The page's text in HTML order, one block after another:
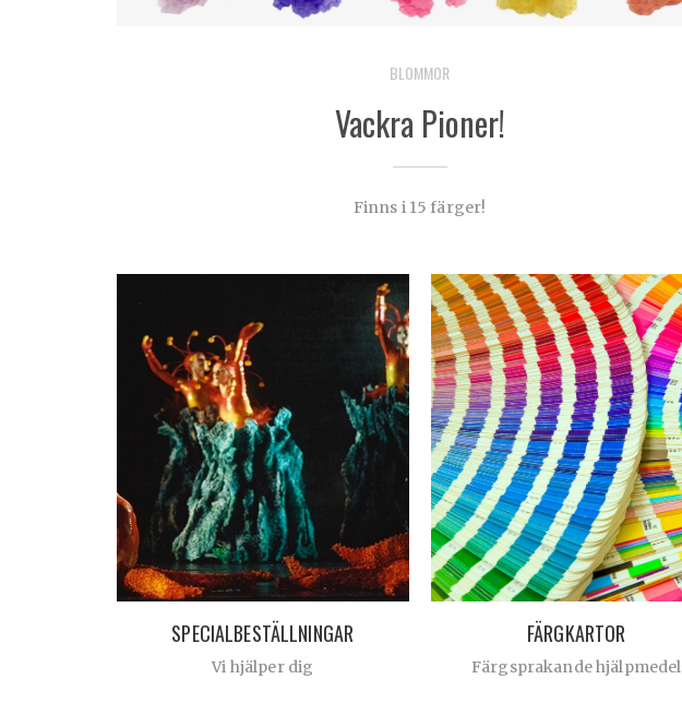
BLOMMOR
Vackra Pioner!
Finns i 15 färger!
SPECIALBESTÄLLNINGAR
Vi hjälper dig
FÄRGKARTOR
Färgsprakande hjälpmedel